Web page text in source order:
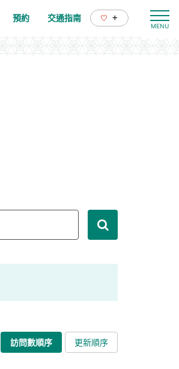
預約 交通指南 +
訪問數順序 更新順序